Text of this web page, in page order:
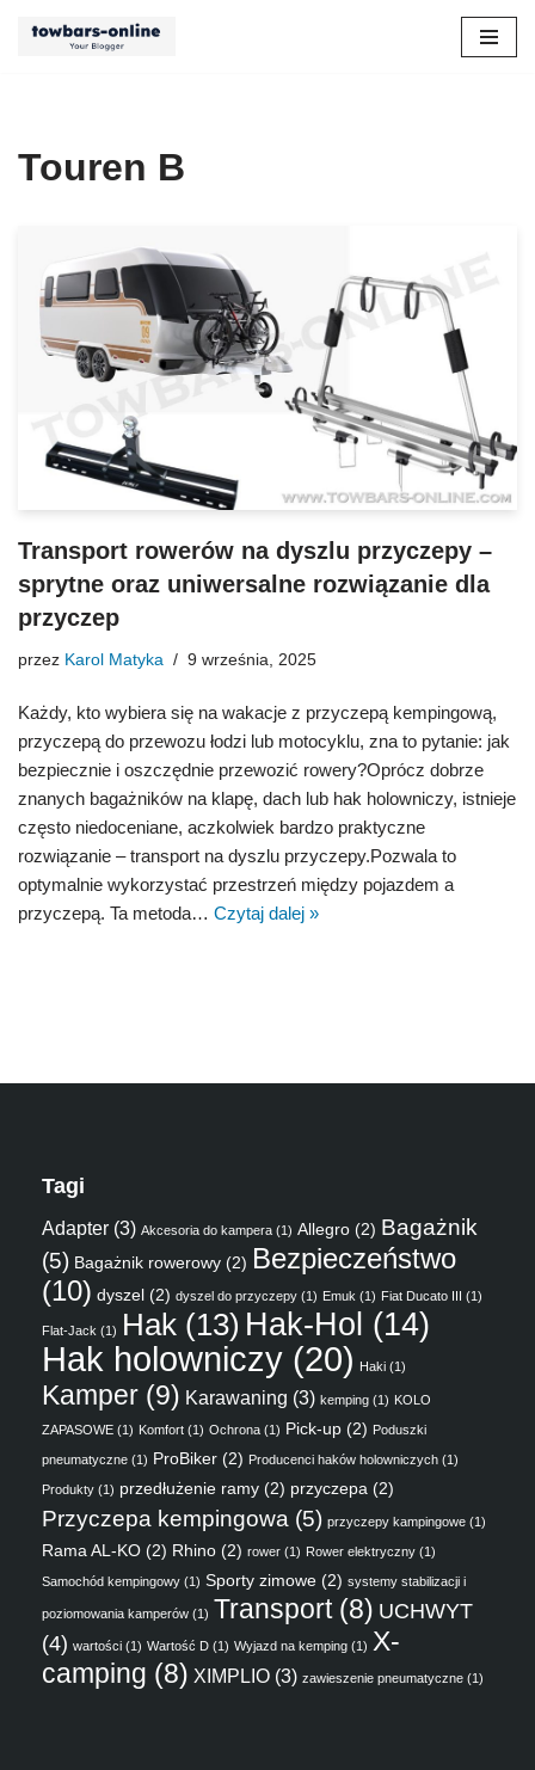
Touren B
Transport rowerów na dyszlu przyczepy –
sprytne oraz uniwersalne rozwiązanie dla
przyczep
przez Karol Matyka 9 września, 2025
Każdy, kto wybiera się na wakacje z przyczepą kempingową,
przyczepą do przewozu łodzi lub motocyklu, zna to pytanie: jak
bezpiecznie i oszczędnie przewozić rowery?Oprócz dobrze
znanych bagażników na klapę, dach lub hak holowniczy, istnieje
często niedoceniane, aczkolwiek bardzo praktyczne
rozwiązanie – transport na dyszlu przyczepy.Pozwala to
optymalnie wykorzystać przestrzeń między pojazdem a
przyczepą. Ta metoda… Czytaj dalej »
Tagi
Adapter (3) Akcesoria do kampera (1) Allegro (2) Bagażnik
(5) Bagażnik rowerowy (2) Bezpieczeństwo
(10) dyszel (2) dyszel do przyczepy (1) Emuk (1) Fiat Ducato III (1)
Flat-Jack (1) Hak (13) Hak-Hol (14)
Hak holowniczy (20) Haki (1)
Kamper (9) Karawaning (3) kemping (1) KOLO
ZAPASOWE (1) Komfort (1) Ochrona (1) Pick-up (2) Poduszki
pneumatyczne (1) ProBiker (2) Producenci haków holowniczych (1)
Produkty (1) przedłużenie ramy (2) przyczepa (2)
Przyczepa kempingowa (5) przyczepy kampingowe (1)
Rama AL-KO (2) Rhino (2) rower (1) Rower elektryczny (1)
Samochód kempingowy (1) Sporty zimowe (2) systemy stabilizacji i
poziomowania kamperów (1) Transport(8) UCHWYT
(4) wartości (1) Wartość D (1) Wyjazd na kemping (1) X-
camping (8) XIMPLIO (3) zawieszenie pneumatyczne (1)